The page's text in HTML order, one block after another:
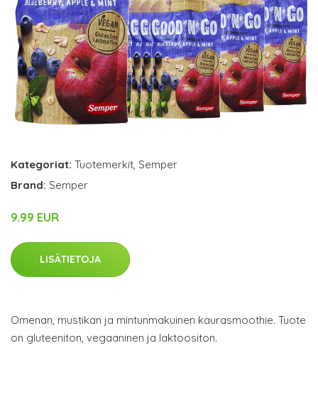
Kategoriat: Tuotemerkit, Semper
Brand: Semper
9.99 EUR
LISÄTIETOJA
Omenan, mustikan ja mintunmakuinen kaurasmoothie. Tuote
on gluteeniton, vegaaninen ja laktoositon.